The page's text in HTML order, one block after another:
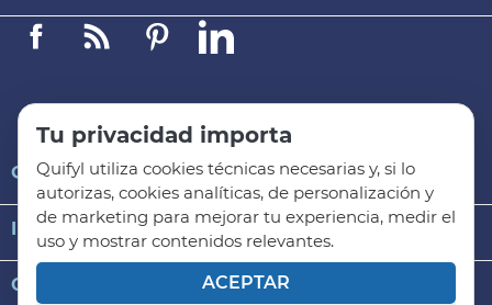
FacebookLinkedinPinterest
QUIFYL
INFORMACIÓN GENERAL 
CATEGORÍAS DE PRODUCTO
Tu privacidad importa
Quifyl utiliza cookies técnicas necesarias y, si lo
autorizas, cookies analíticas, de personalización y
de marketing para mejorar tu experiencia, medir el
uso y mostrar contenidos relevantes.
ACEPTAR